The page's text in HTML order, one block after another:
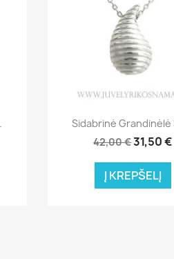
Greita
Sidabrinė Grandinėlė
42,00 €31,50 €
Į KREPŠELĮ